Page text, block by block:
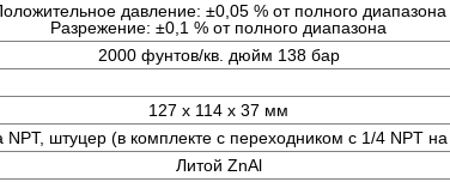
давление: ±0,05 % от полного диапазона
Разрежение: ±0,1 % от полного диапазона
2000 фунтов/кв. дюйм 138 бар
127 x 114 x 37 мм
штуцер (в комплекте с переходником с 1/4 NPT
Литой ZnAl